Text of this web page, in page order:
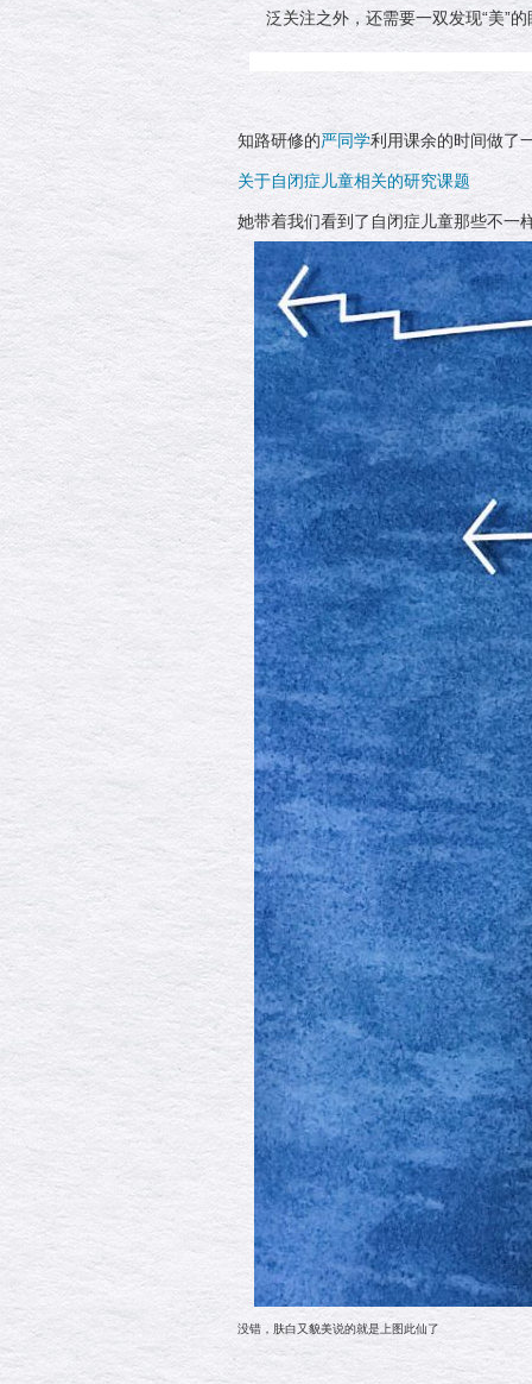
泛关注之外，还需要一双发现“美”
知路研修的严同学利用课余的时间做了
关于自闭症儿童相关的研究课题
她带着我们看到了自闭症儿童那些不一
没错，肤白又貌美说的就是上图此仙了